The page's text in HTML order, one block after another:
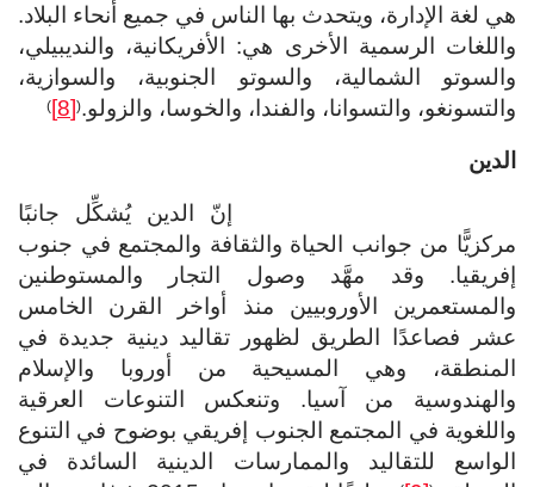
هي لغة الإدارة، ويتحدث بها الناس في جميع أنحاء البلاد.
واللغات الرسمية الأخرى هي: الأفريكانية، والنديبيلي،
والسوتو الشمالية، والسوتو الجنوبية، والسوازية،
والتسونغو، والتسوانا، والفندا، والخوسا، والزولو.(
[8]
)
الدين
إنّ الدين يُشكِّل جانبًا
مركزيًّا من جوانب الحياة والثقافة والمجتمع في جنوب
إفريقيا. وقد مهَّد وصول التجار والمستوطنين
والمستعمرين الأوروبيين منذ أواخر القرن الخامس
عشر فصاعدًا الطريق لظهور تقاليد دينية جديدة في
المنطقة، وهي المسيحية من أوروبا والإسلام
والهندوسية من آسيا. وتنعكس التنوعات العرقية
واللغوية في المجتمع الجنوب إفريقي بوضوح في التنوع
الواسع للتقاليد والممارسات الدينية السائدة في